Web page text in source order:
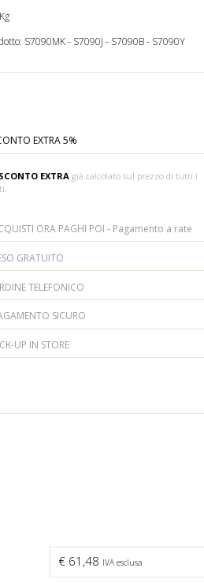
S7090MK- S7090J - S7090B- S7090Y
EXTRA 5%
SCONTO EXTRAgià calcolato sul prezzo di tutti i
ORA PAGHI POI - Pagamento a rate
GRATUITO
TELEFONICO
SICURO
UP IN STORE
€ 61,48 IVA esclusa